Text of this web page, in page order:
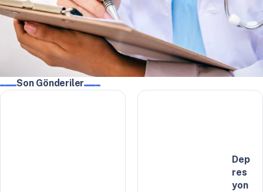
Son Gönderiler
Dep
res
yon